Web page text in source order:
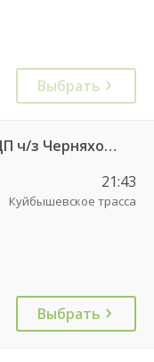
Выбрать
580 Калининград АВ — Гусев КДП ч/з Черняховск АС
21:43
Куйбышевское трасса
Выбрать